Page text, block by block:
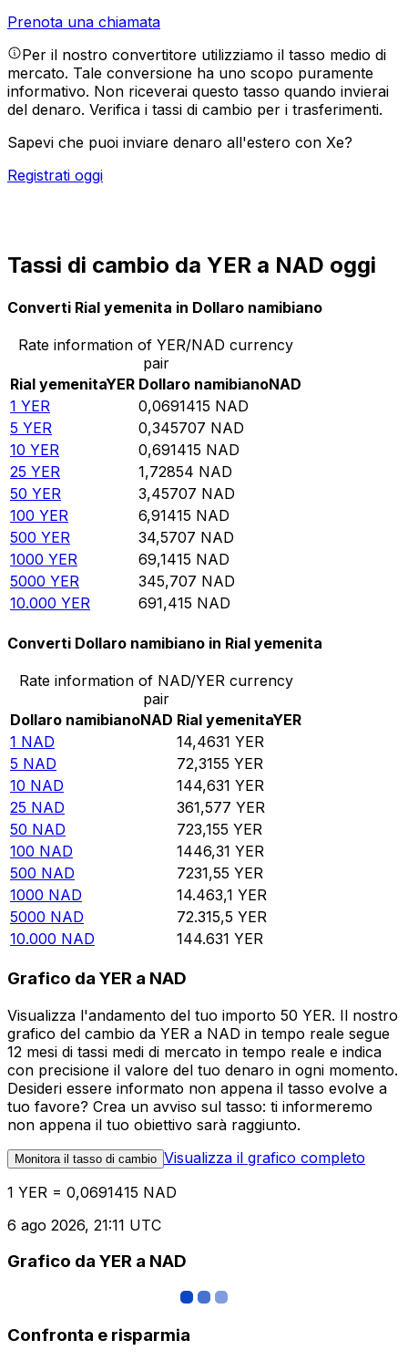
Prenota una chiamata
Per il nostro convertitore utilizziamo il tasso medio di
mercato. Tale conversione ha uno scopo puramente
informativo. Non riceverai questo tasso quando invierai
del denaro. Verifica i tassi di cambio per i trasferimenti.
Sapevi che puoi inviare denaro all'estero con Xe?
Registrati oggi
Tassi di cambio da YER a NAD oggi
Converti Rial yemenita in Dollaro namibiano
Rate information of YER/NAD currency
pair
Rial yemenitaYER Dollaro namibianoNAD
1 YER 0,0691415 NAD
5 YER 0,345707 NAD
10 YER 0,691415 NAD
25 YER 1,72854 NAD
50 YER 3,45707 NAD
100 YER 6,91415 NAD
500 YER 34,5707 NAD
1000 YER 69,1415 NAD
5000 YER 345,707 NAD
10.000 YER 691,415 NAD
Converti Dollaro namibiano in Rial yemenita
Rate information of NAD/YER currency
pair
Dollaro namibianoNAD Rial yemenitaYER
1 NAD 14,4631 YER
5 NAD 72,3155 YER
10 NAD 144,631 YER
25 NAD 361,577 YER
50 NAD 723,155 YER
100 NAD 1446,31 YER
500 NAD 7231,55 YER
1000 NAD 14.463,1 YER
5000 NAD 72.315,5 YER
10.000 NAD 144.631 YER
Grafico da YER a NAD
Visualizza l'andamento del tuo importo 50 YER. Il nostro
grafico del cambio da YER a NAD in tempo reale segue
12 mesi di tassi medi di mercato in tempo reale e indica
con precisione il valore del tuo denaro in ogni momento.
Desideri essere informato non appena il tasso evolve a
tuo favore? Crea un avviso sul tasso: ti informeremo
non appena il tuo obiettivo sarà raggiunto.
Monitora il tasso di cambio Visualizza il grafico completo
1 YER = 0,0691415 NAD
6 ago 2026, 21:11 UTC
Grafico da YER a NAD
Confronta e risparmia